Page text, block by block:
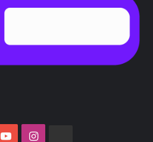
YouTubeInstagram